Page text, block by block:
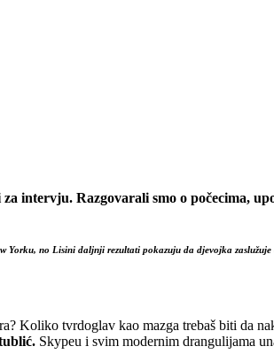
intervju. Razgovarali smo o počecima,
no Lisini daljnji rezultati pokazuju da djevojka
Koliko tvrdoglav kao mazga trebaš biti da
Skypeu i svim modernim drangulijama